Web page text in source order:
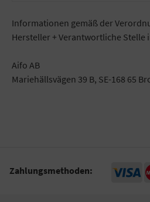
Informationen gemäß der
Hersteller + Verantwortliche Stelle
Aifo AB
Mariehällsvägen 39 B, SE-168 65
Zahlungsmethoden: